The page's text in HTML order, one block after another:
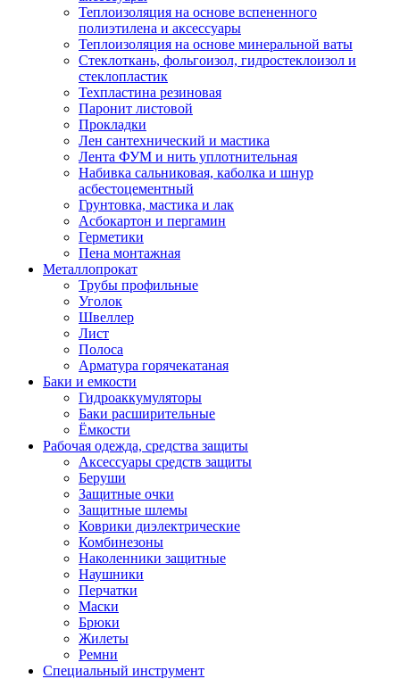
Теплоизоляция на основе вспененного
полиэтилена и аксессуары
Теплоизоляция на основе минеральной ваты
Стеклоткань, фольгоизол, гидростеклоизол и
стеклопластик
Техпластина резиновая
Паронит листовой
Прокладки
Лен сантехнический и мастика
Лента ФУМ и нить уплотнительная
Набивка сальниковая, каболка и шнур
асбестоцементный
Грунтовка, мастика и лак
Асбокартон и пергамин
Герметики
Пена монтажная
Металлопрокат
Трубы профильные
Уголок
Швеллер
Лист
Полоса
Арматура горячекатаная
Баки и емкости
Гидроаккумуляторы
Баки расширительные
Ёмкости
Рабочая одежда, средства защиты
Аксессуары средств защиты
Беруши
Защитные очки
Защитные шлемы
Коврики диэлектрические
Комбинезоны
Наколенники защитные
Наушники
Перчатки
Маски
Брюки
Жилеты
Ремни
Специальный инструмент